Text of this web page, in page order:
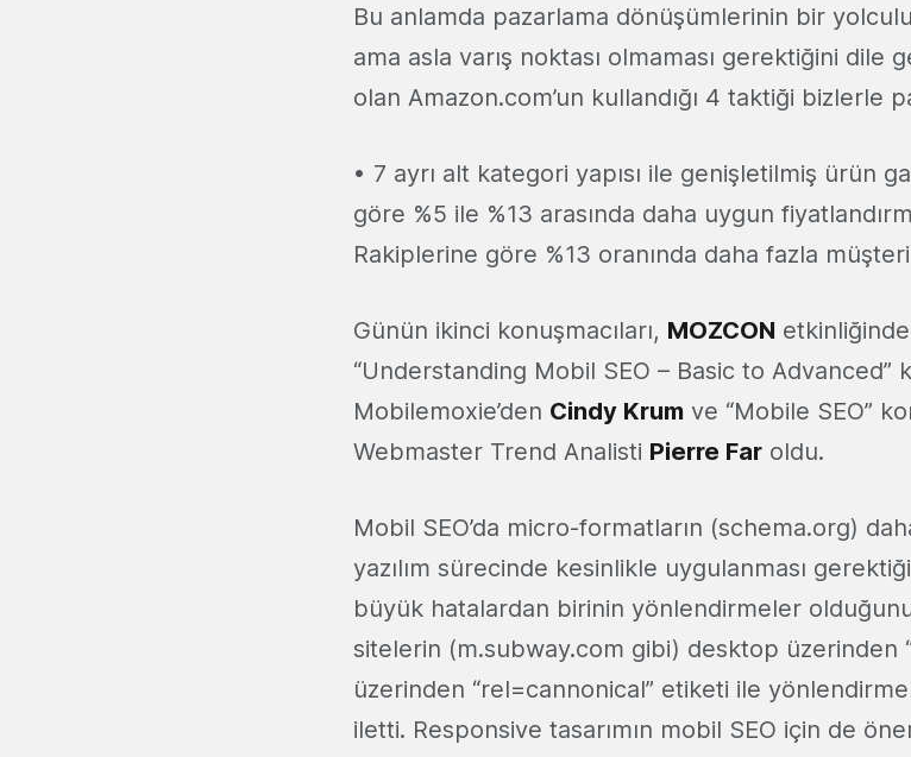
Bu anlamda pazarlama dönüşümlerinin bir
ama asla varış noktası olmaması gerektiğini dile
olan Amazon.com’un kullandığı 4 taktiği bizlerle
• 7 ayrı alt kategori yapısı ile genişletilmiş ürün
göre %5 ile %13 arasında daha uygun
Rakiplerine göre %13 oranında daha fazla
Günün ikinci konuşmacıları, MOZCON
“Understanding Mobil SEO – Basic to Advanced”
Mobilemoxie’den Cindy Krum ve “Mobile SEO”
Webmaster Trend Analisti Pierre Far oldu.
Mobil SEO’da micro-formatların (schema.org)
yazılım sürecinde kesinlikle uygulanması
büyük hatalardan birinin yönlendirmeler
sitelerin (m.subway.com gibi) desktop üzerinden
üzerinden “rel=cannonical” etiketi ile
iletti. Responsive tasarımın mobil SEO için de